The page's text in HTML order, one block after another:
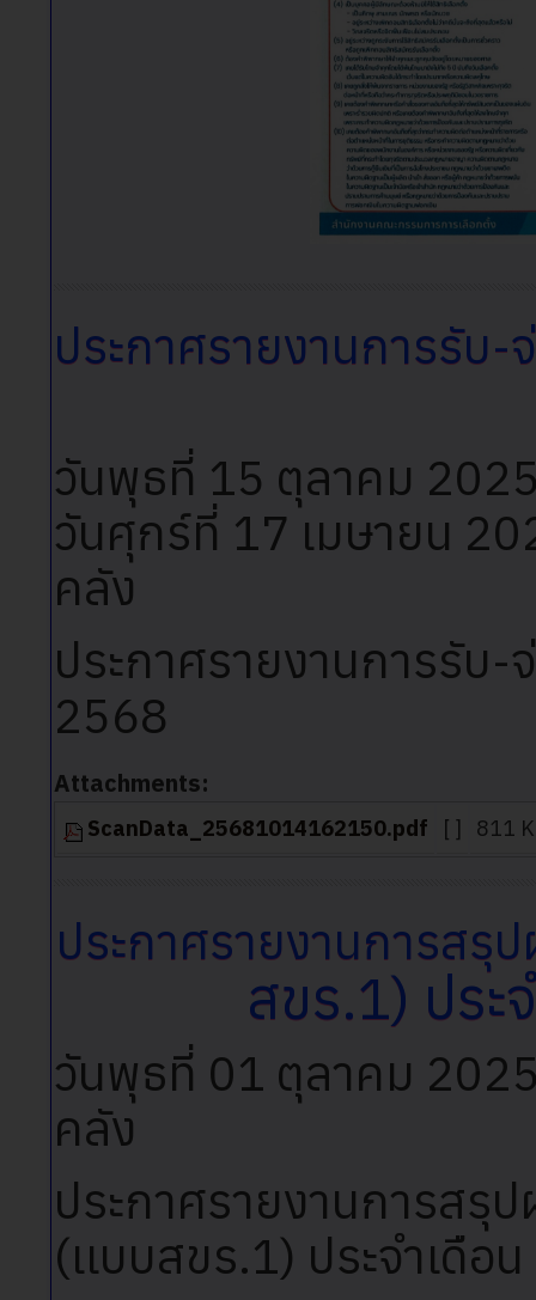
ประกาศรายงานการรับ-
วันพุธที่ 15 ตุลาคม
วันศุกร์ที่ 17 เมษายน
คลัง
ประกาศรายงานการรับ
2568
Attachments:
ScanData_25681014162150.pdf [ ] 811
ประกาศรายงานการสรุ
สขร.1) ประ
วันพุธที่ 01 ตุลาคม
คลัง
ประกาศรายงานการสรุ
(เเบบสขร.1) ประจำเดื